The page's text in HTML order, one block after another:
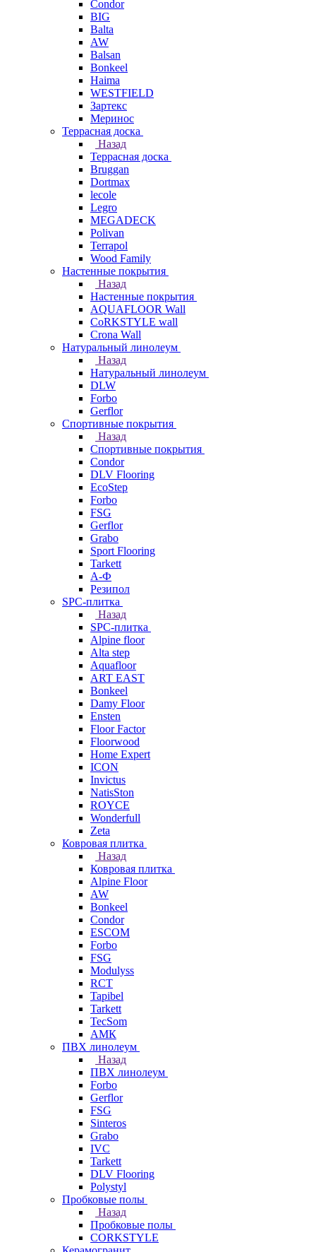
Condor
BIG
Balta
AW
Balsan
Bonkeel
Haima
WESTFIELD
Зартекс
Меринос
Террасная доска
Назад
Террасная доска
Bruggan
Dortmax
lecole
Legro
MEGADECK
Polivan
Terrapol
Wood Family
Настенные покрытия
Назад
Настенные покрытия
AQUAFLOOR Wall
CoRKSTYLE wall
Crona Wall
Натуральный линолеум
Назад
Натуральный линолеум
DLW
Forbo
Gerflor
Спортивные покрытия
Назад
Спортивные покрытия
Condor
DLV Flooring
EcoStep
Forbo
FSG
Gerflor
Grabo
Sport Flooring
Tarkett
А-Ф
Резипол
SPC-плитка
Назад
SPC-плитка
Alpine floor
Alta step
Aquafloor
ART EAST
Bonkeel
Damy Floor
Ensten
Floor Factor
Floorwood
Home Expert
ICON
Invictus
NatisSton
ROYCE
Wonderfull
Zeta
Ковровая плитка
Назад
Ковровая плитка
Alpine Floor
AW
Bonkeel
Condor
ESCOM
Forbo
FSG
Modulyss
RCT
Tapibel
Tarkett
TecSom
АМК
ПВХ линолеум
Назад
ПВХ линолеум
Forbo
Gerflor
FSG
Sinteros
Grabo
IVC
Tarkett
DLV Flooring
Polystyl
Пробковые полы
Назад
Пробковые полы
CORKSTYLE